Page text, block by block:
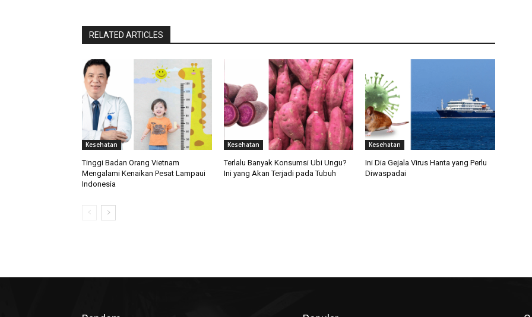
RELATED ARTICLES
Kesehatan
Tinggi Badan Orang Vietnam
Mengalami Kenaikan Pesat Lampaui
Indonesia
Kesehatan
Terlalu Banyak Konsumsi Ubi Ungu?
Ini yang Akan Terjadi pada Tubuh
Kesehatan
Ini Dia Gejala Virus Hanta yang Perlu
Diwaspadai